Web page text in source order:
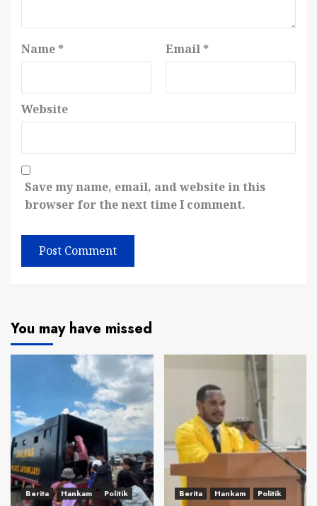
Name * Email *
Website
Save my name, email, and website in this
browser for the next time I comment.
You may have missed
Berita Hankam Politik Berita Hankam Politik